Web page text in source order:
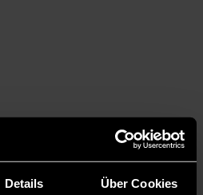
Details Über Cookies